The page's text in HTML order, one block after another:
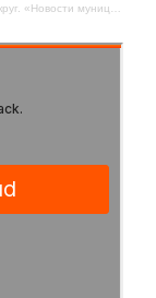
муниципалитетов». 4 августа